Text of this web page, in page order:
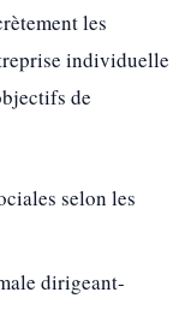
les
individuelle
de
selon les
dirigeant-